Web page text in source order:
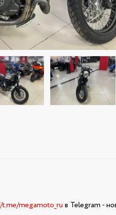
megamoto_ru в Telegram -